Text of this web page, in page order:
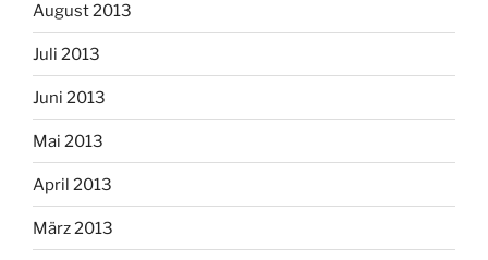
August 2013
Juli 2013
Juni 2013
Mai 2013
April 2013
März 2013